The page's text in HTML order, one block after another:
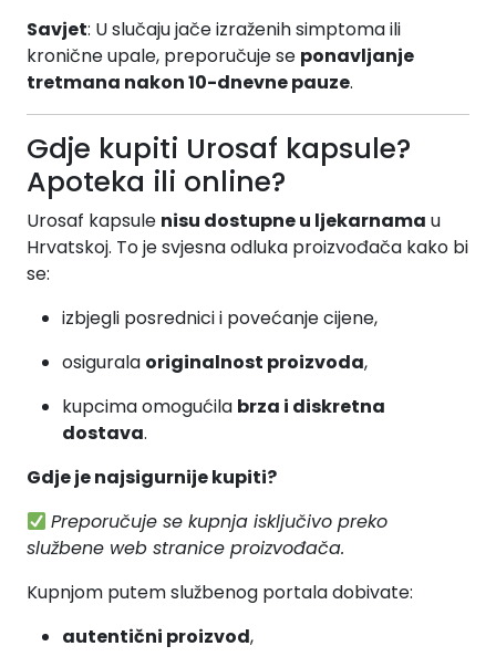
Savjet: U slučaju jače izraženih simptoma ili
kronične upale, preporučuje se ponavljanje
tretmana nakon 10-dnevne pauze.
Gdje kupiti Urosaf kapsule?
Apoteka ili online?
Urosaf kapsule nisu dostupne u ljekarnama u
Hrvatskoj. To je svjesna odluka proizvođača kako bi
se:
izbjegli posrednici i povećanje cijene,
osigurala originalnost proizvoda,
kupcima omogućila brza i diskretna
dostava.
Gdje je najsigurnije kupiti?
Preporučuje se kupnja isključivo preko
službene web stranice proizvođača.
Kupnjom putem službenog portala dobivate:
autentični proizvod,